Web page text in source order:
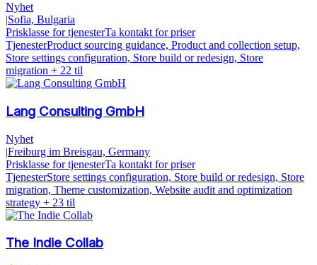
Nyhet
|Sofia, Bulgaria
Prisklasse for tjenesterTa kontakt for priser
TjenesterProduct sourcing guidance, Product and collection setup,
Store settings configuration, Store build or redesign, Store
migration + 22 til
Lang Consulting GmbH
Nyhet
|Freiburg im Breisgau, Germany
Prisklasse for tjenesterTa kontakt for priser
TjenesterStore settings configuration, Store build or redesign, Store
migration, Theme customization, Website audit and optimization
strategy + 23 til
The Indie Collab